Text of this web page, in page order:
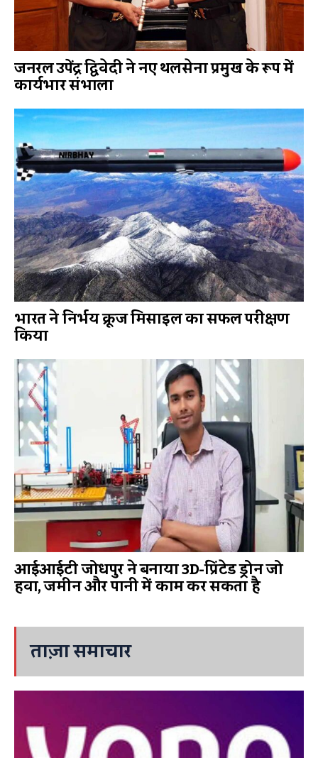
जनरल उपेंद्र द्विवेदी ने नए थलसेना प्रमुख के रूप में
कार्यभार संभाला
भारत ने निर्भय क्रूज मिसाइल का सफल परीक्षण
किया
आईआईटी जोधपुर ने बनाया 3D-प्रिंटेड ड्रोन जो
हवा, जमीन और पानी में काम कर सकता है
ताज़ा समाचार